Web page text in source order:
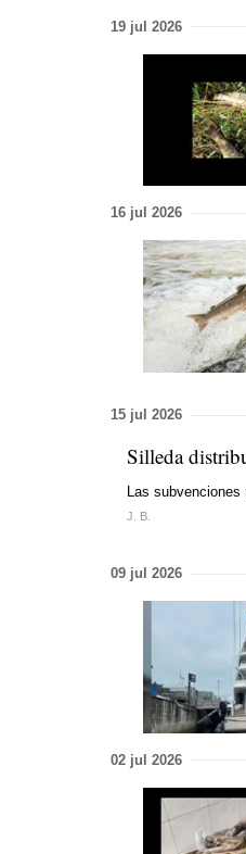
19 jul 2026
16 jul 2026
15 jul 2026
Silleda
Las
J. B.
09 jul 2026
02 jul 2026